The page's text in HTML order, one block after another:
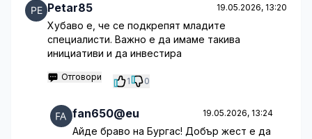
Petar85 19.05.2026, 13:20
Хубаво е, че се подкрепят младите
специалисти. Важно е да имаме такива
инициативи и да инвестира
Отговори 1 0
fan650@eu 19.05.2026, 13:24
Айде браво на Бургас! Добър жест е да